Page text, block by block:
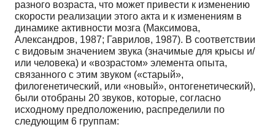
разного возраста, что может привести к изменению
скорости реализации этого акта и к изменениям в
динамике активности мозга (Максимова,
Александров, 1987; Гаврилов, 1987). В соответствии
с видовым значением звука (значимые для крысы и/
или человека) и «возрастом» элемента опыта,
связанного с этим звуком («старый»,
филогенетический, или «новый», онтогенетический),
были отобраны 20 звуков, которые, согласно
исходному предположению, распределили по
следующим 6 группам: